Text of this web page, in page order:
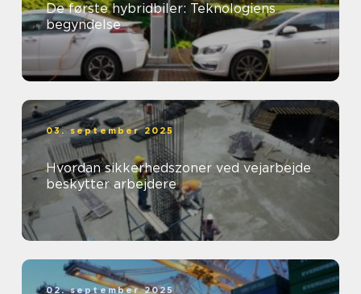
De første hybridbiler: Teknologiens
begyndelse
03. september 2025
Hvordan sikkerhedszoner ved vejarbejde
beskytter arbejdere
02. september 2025